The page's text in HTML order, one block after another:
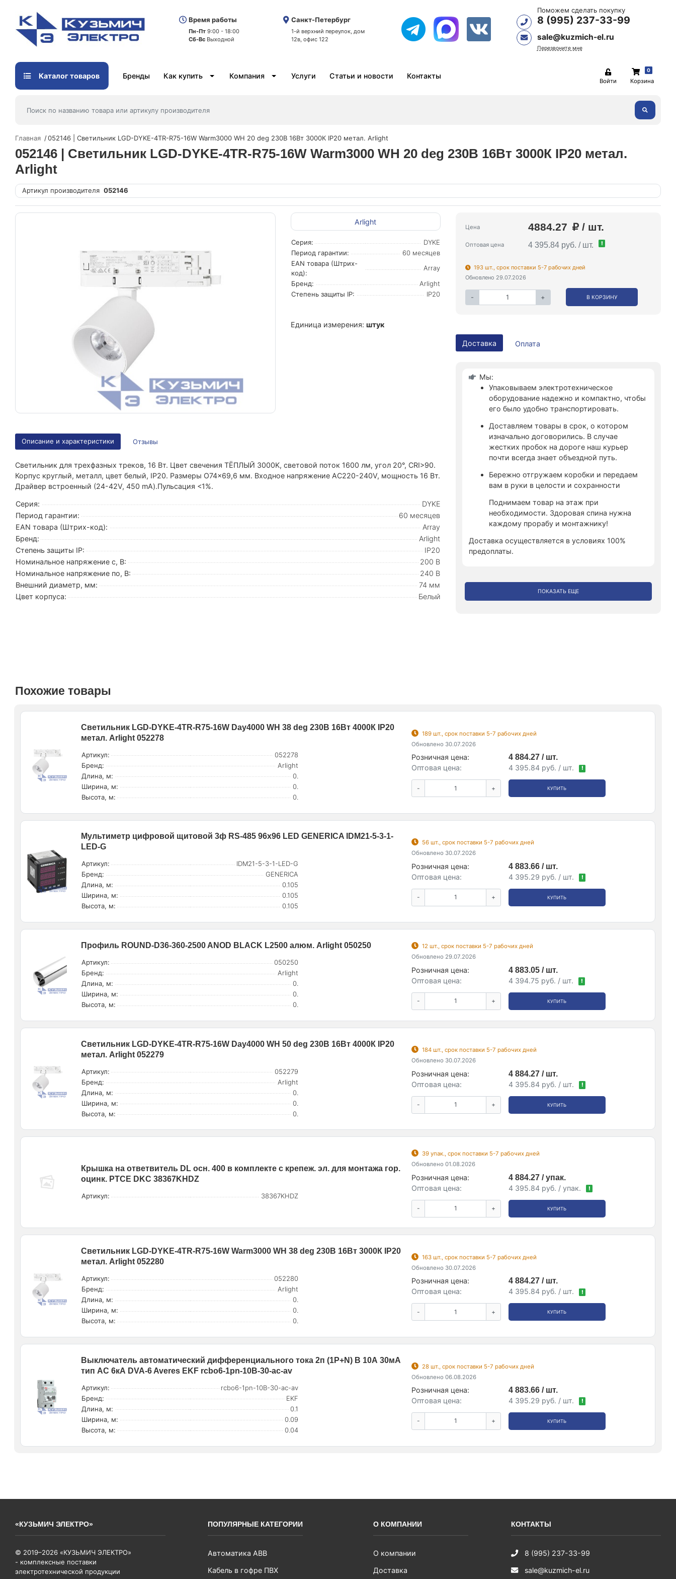
Время работы
Пн-Пт 9:00 - 18:00
Сб-Вс Выходной
Санкт-Петербург
1-й верхний переулок, дом
12в, офис 122
Поможем сделать покупку
8 (995) 237-33-99
sale@kuzmich-el.ru
Перезвоните мне
Каталог товаров Бренды Как купить Компания Услуги Статьи и новости Контакты
Войти
0
Корзина
Главная 052146 | Светильник LGD-DYKE-4TR-R75-16W Warm3000 WH 20 deg 230В 16Вт 3000К IP20 метал. Arlight
052146 | Светильник LGD-DYKE-4TR-R75-16W Warm3000 WH 20 deg 230В 16Вт 3000К IP20 метал.
Arlight
Артикул производителя 052146
Arlight
Серия:
DYKE
Период гарантии:
60 месяцев
EAN товара (Штрих-
код):
Array
Бренд:
Arlight
Степень защиты IP:
IP20
Единица измерения: штук
Цена 4884.27 / шт.
Оптовая цена 4 395.84 руб. / шт. !
193 шт., срок поставки 5-7 рабочих дней
Обновлено 29.07.2026
- + В КОРЗИНУ
Доставка Оплата
Мы:
Упаковываем электротехническое
оборудование надежно и компактно, чтобы
его было удобно транспортировать.
Доставляем товары в срок, о котором
изначально договорились. В случае
жестких пробок на дороге наш курьер
почти всегда знает объездной путь.
Бережно отгружаем коробки и передаем
вам в руки в целости и сохранности
Поднимаем товар на этаж при
необходимости. Здоровая спина нужна
каждому прорабу и монтажнику!
Доставка осуществляется в условиях 100%
предоплаты.
ПОКАЗАТЬ ЕЩЕ
Описание и характеристики Отзывы
Светильник для трехфазных треков, 16 Вт. Цвет свечения ТЁПЛЫЙ 3000K, световой поток 1600 лм, угол 20°, CRI>90.
Корпус круглый, металл, цвет белый, IP20. Размеры O74x69,6 мм. Входное напряжение AC220-240V, мощность 16 Вт.
Драйвер встроенный (24-42V, 450 mA).Пульсация <1%.
Серия:
DYKE
Период гарантии:
60 месяцев
EAN товара (Штрих-код):
Array
Бренд:
Arlight
Степень защиты IP:
IP20
Номинальное напряжение с, В:
200 В
Номинальное напряжение по, В:
240 В
Внешний диаметр, мм:
74 мм
Цвет корпуса:
Белый
Похожие товары
Светильник LGD-DYKE-4TR-R75-16W Day4000 WH 38 deg 230В 16Вт 4000К IP20
метал. Arlight 052278
Артикул:
052278
Бренд:
Arlight
Длина, м:
0.
Ширина, м:
0.
Высота, м:
0.
189 шт., срок поставки 5-7 рабочих дней
Обновлено 30.07.2026
Розничная цена:
4 884.27 / шт.
Оптовая цена:
4 395.84 руб. / шт. !
- + КУПИТЬ
Мультиметр цифровой щитовой 3ф RS-485 96х96 LED GENERICA IDM21-5-3-1-
LED-G
Артикул:
IDM21-5-3-1-LED-G
Бренд:
GENERICA
Длина, м:
0.105
Ширина, м:
0.105
Высота, м:
0.105
56 шт., срок поставки 5-7 рабочих дней
Обновлено 30.07.2026
Розничная цена:
4 883.66 / шт.
Оптовая цена:
4 395.29 руб. / шт. !
- + КУПИТЬ
Профиль ROUND-D36-360-2500 ANOD BLACK L2500 алюм. Arlight 050250
Артикул:
050250
Бренд:
Arlight
Длина, м:
0.
Ширина, м:
0.
Высота, м:
0.
12 шт., срок поставки 5-7 рабочих дней
Обновлено 29.07.2026
Розничная цена:
4 883.05 / шт.
Оптовая цена:
4 394.75 руб. / шт. !
- + КУПИТЬ
Светильник LGD-DYKE-4TR-R75-16W Day4000 WH 50 deg 230В 16Вт 4000К IP20
метал. Arlight 052279
Артикул:
052279
Бренд:
Arlight
Длина, м:
0.
Ширина, м:
0.
Высота, м:
0.
184 шт., срок поставки 5-7 рабочих дней
Обновлено 30.07.2026
Розничная цена:
4 884.27 / шт.
Оптовая цена:
4 395.84 руб. / шт. !
- + КУПИТЬ
Крышка на ответвитель DL осн. 400 в комплекте с крепеж. эл. для монтажа гор.
оцинк. PTCE DKC 38367KHDZ
Артикул: 38367KHDZ
39 упак., срок поставки 5-7 рабочих дней
Обновлено 01.08.2026
Розничная цена:
4 884.27 / упак.
Оптовая цена:
4 395.84 руб. / упак. !
- + КУПИТЬ
Светильник LGD-DYKE-4TR-R75-16W Warm3000 WH 38 deg 230В 16Вт 3000К IP20
метал. Arlight 052280
Артикул:
052280
Бренд:
Arlight
Длина, м:
0.
Ширина, м:
0.
Высота, м:
0.
163 шт., срок поставки 5-7 рабочих дней
Обновлено 30.07.2026
Розничная цена:
4 884.27 / шт.
Оптовая цена:
4 395.84 руб. / шт. !
- + КУПИТЬ
Выключатель автоматический дифференциального тока 2п (1P+N) B 10А 30мА
тип AC 6кА DVA-6 Averes EKF rcbo6-1pn-10B-30-ac-av
Артикул:
rcbo6-1pn-10B-30-ac-av
Бренд:
EKF
Длина, м:
0.1
Ширина, м:
0.09
Высота, м:
0.04
28 шт., срок поставки 5-7 рабочих дней
Обновлено 06.08.2026
Розничная цена:
4 883.66 / шт.
Оптовая цена:
4 395.29 руб. / шт. !
- + КУПИТЬ
«КУЗЬМИЧ ЭЛЕКТРО»
© 2019–2026 «КУЗЬМИЧ ЭЛЕКТРО»
- комплексные поставки
электротехнической продукции
ПОПУЛЯРНЫЕ КАТЕГОРИИ
Автоматика ABB
Кабель в гофре ПВХ
О КОМПАНИИ
О компании
Доставка
КОНТАКТЫ
8 (995) 237-33-99
sale@kuzmich-el.ru